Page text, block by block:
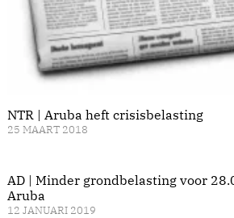
NTR | Aruba heft crisisbelasting
25 MAART 2018
AD | Minder grondbelasting voor
Aruba
12 JANUARI 2019